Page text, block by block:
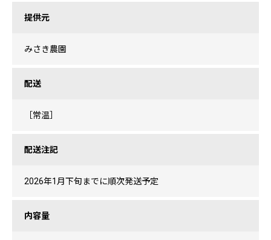
提供元
みさき農園
配送
［常温］
配送注記
2026年1月下旬までに順次発送予定
内容量